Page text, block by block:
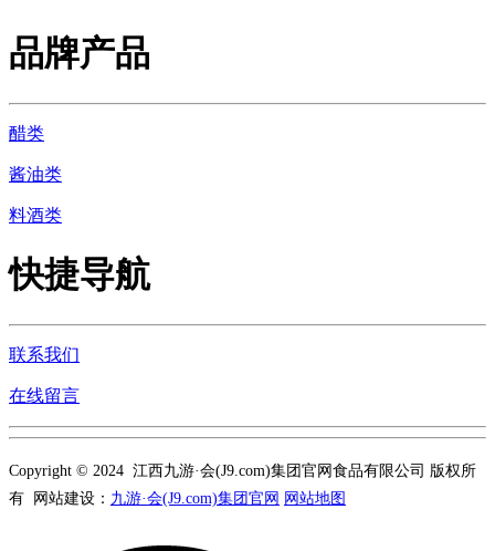
品牌产品
醋类
酱油类
料酒类
快捷导航
联系我们
在线留言
Copyright © 2024 江西九游·会(J9.com)集团官网食品有限公司 版权所
有 网站建设： 九游·会(J9.com)集团官网 网站地图